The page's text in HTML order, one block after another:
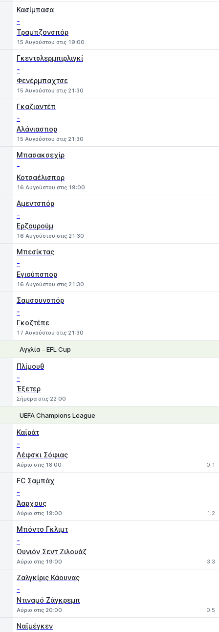
Κασίμπασα
-
Τραμπζονσπόρ
15 Αυγούστου στις 19:00
Γκεντσλερμπιρλιγκί
-
Φενέρμπαχτσε
15 Αυγούστου στις 21:30
Γκαζιαντέπ
-
Αλάνιασπορ
15 Αυγούστου στις 21:30
Μπασακσεχίρ
-
Κοτσαέλισπορ
16 Αυγούστου στις 19:00
Αμεντσπόρ
-
Ερζουρούμ
16 Αυγούστου στις 21:30
Μπεσίκτας
-
Εγιούπσπορ
16 Αυγούστου στις 21:30
Σαμσουνσπόρ
-
Γκοζτέπε
17 Αυγούστου στις 21:30
Αγγλία - EFL Cup
Πλίμουθ
-
Έξετερ
Σήμερα στις 22:00
UEFA Champions League
Καϊράτ
-
Λέφσκι Σόφιας
Αύριο στις 18:00 0:1
FC Σαμπάχ
-
Άαρχους
Αύριο στις 19:00 1:2
Μπόντο Γκλιμτ
-
Ουνιόν Σεντ Ζιλουάζ
Αύριο στις 19:00 3:3
Ζαλγκίρις Κάουνας
-
Ντιναμό Ζάγκρεμπ
Αύριο στις 20:00 0:5
Ναϊμέγκεν